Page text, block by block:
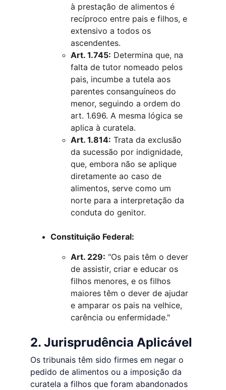
à prestação de alimentos é
recíproco entre pais e filhos, e
extensivo a todos os
ascendentes.
Art. 1.745: Determina que, na
falta de tutor nomeado pelos
pais, incumbe a tutela aos
parentes consanguíneos do
menor, seguindo a ordem do
art. 1.696. A mesma lógica se
aplica à curatela.
Art. 1.814: Trata da exclusão
da sucessão por indignidade,
que, embora não se aplique
diretamente ao caso de
alimentos, serve como um
norte para a interpretação da
conduta do genitor.
Constituição Federal:
Art. 229: "Os pais têm o dever
de assistir, criar e educar os
filhos menores, e os filhos
maiores têm o dever de ajudar
e amparar os pais na velhice,
carência ou enfermidade."
2. Jurisprudência Aplicável
Os tribunais têm sido firmes em negar o
pedido de alimentos ou a imposição da
curatela a filhos que foram abandonados